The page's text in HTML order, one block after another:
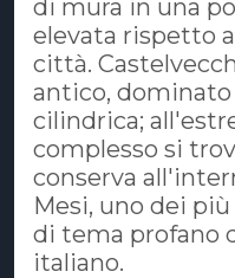
di mura in una
elevata rispetto
città.
antico,
cilindrica;
complesso si
conserva
Mesi, uno dei
di tema profano
italiano.